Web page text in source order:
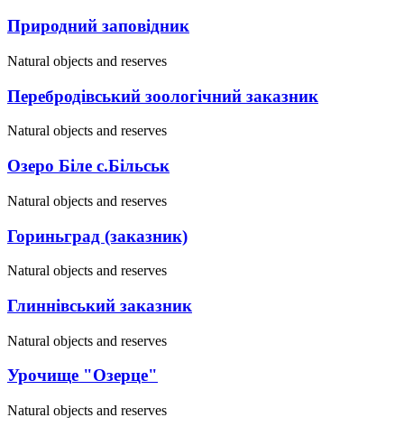
Природний заповідник
Natural objects and reserves
Перебродівський зоологічний заказник
Natural objects and reserves
Озеро Біле с.Більськ
Natural objects and reserves
Гориньград (заказник)
Natural objects and reserves
Глиннівський заказник
Natural objects and reserves
Урочище "Озерце"
Natural objects and reserves